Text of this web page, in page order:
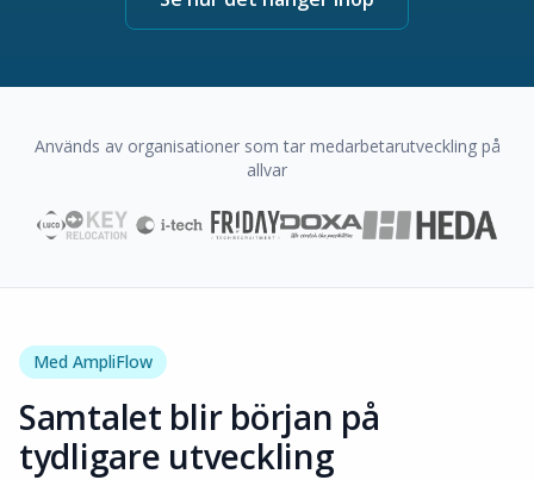
Används av organisationer som tar medarbetarutveckling på
allvar
Med AmpliFlow
Samtalet blir början på
tydligare utveckling